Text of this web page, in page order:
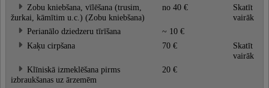
Zobu kniebšana, vīlēšana (trusim,
žurkai, kāmītim u.c.) (Zobu kniebšana)
no 40 €
Skatīt
vairāk
Perianālo dziedzeru tīrīšana
~ 10 €
Kaķu cirpšana
70 €
Skatīt
vairāk
Klīniskā izmeklēšana pirms
izbraukšanas uz ārzemēm
20 €